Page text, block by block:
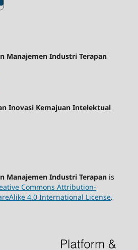
Manajemen Industri Terapan
Inovasi Kemajuan Intelektual
Manajemen Industri Terapanis
Commons Attribution-
4.0 International License.